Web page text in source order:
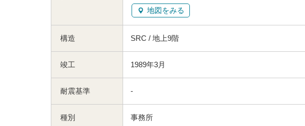
地図をみる
構造 SRC / 地上9階
竣工 1989年3月
耐震基準 -
種別 事務所